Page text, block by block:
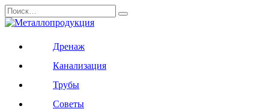
Перейти
к
содержанию
Search
for:
Дренаж
Канализация
Трубы
Советы